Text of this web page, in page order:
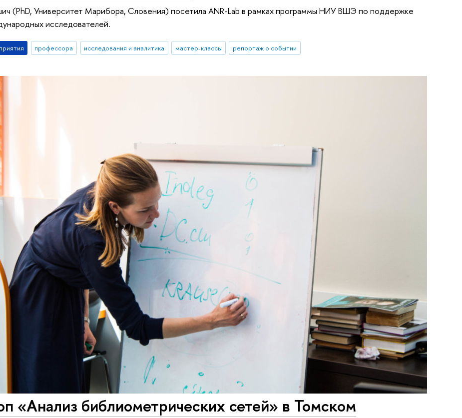
(PhD, Университет Марибора, Словения) посетила ANR-Lab в рамках программы НИУ ВШЭ по поддержке
исследователей.
профессора исследования и аналитика мастер-классы репортаж о событии
«Анализ библиометрических сетей» в Томском